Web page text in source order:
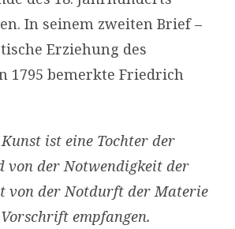
In seinem zweiten Brief –
Erziehung des
1795 bemerkte Friedrich
ist eine Tochter der
von der Notwendigkeit der
von der Notdurft der Materie
empfangen.